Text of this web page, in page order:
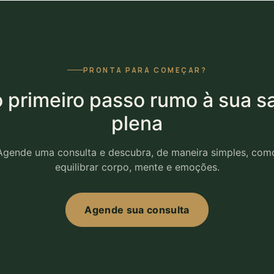
PRONTA PARA COMEÇAR?
primeiro passo rumo à sua
plena
uma consulta e descubra, de maneira simples,
equilibrar corpo, mente e emoções.
Agende sua consulta